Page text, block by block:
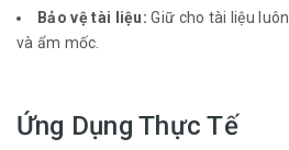
Bảo vệ tài liệu: Giữ cho tài liệu
và ẩm mốc.
Ứng Dụng Thực Tế